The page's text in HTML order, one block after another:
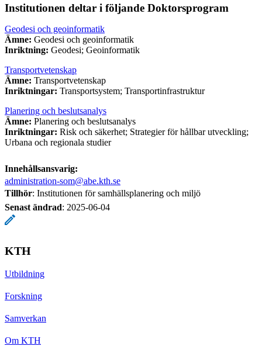
Institutionen deltar i följande Doktorsprogram
Geodesi och geoinformatik
Ämne: Geodesi och geoinformatik
Inriktning: Geodesi; Geoinformatik
Transportvetenskap
Ämne: Transportvetenskap
Inriktningar: Transportsystem; Transportinfrastruktur
Planering och beslutsanalys
Ämne: Planering och beslutsanalys
Inriktningar: Risk och säkerhet; Strategier för hållbar utveckling;
Urbana och regionala studier
Innehållsansvarig:
administration-som@abe.kth.se
Tillhör: Institutionen för samhällsplanering och miljö
Senast ändrad: 2025-06-04
KTH
Utbildning
Forskning
Samverkan
Om KTH